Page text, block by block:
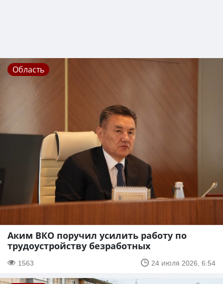
Область
Аким ВКО поручил усилить работу по
трудоустройству безработных
1563 24 июля 2026, 6:54